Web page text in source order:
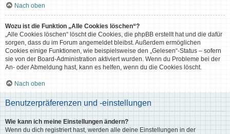
Nach oben
Wozu ist die Funktion „Alle Cookies löschen“?
„Alle Cookies löschen“ löscht die Cookies, die phpBB erstellt hat und die dafür
sorgen, dass du im Forum angemeldet bleibst. Außerdem ermöglichen
Cookies einige Funktionen, wie beispielsweise den „Gelesen“-Status – sofern
sie von der Board-Administration aktiviert wurden. Wenn du Probleme bei der
An- oder Abmeldung hast, kann es helfen, wenn du die Cookies löscht.
Nach oben
Benutzerpräferenzen und -einstellungen
Wie kann ich meine Einstellungen ändern?
Wenn du dich registriert hast, werden alle deine Einstellungen in der